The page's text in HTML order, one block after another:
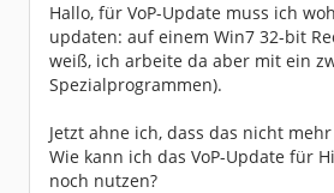
Hallo, für VoP-Update muss ich
updaten: auf einem Win7 32-bit
weiß, ich arbeite da aber mit ein
Spezialprogrammen).
Jetzt ahne ich, dass das nicht
Wie kann ich das VoP-Update für
noch nutzen?